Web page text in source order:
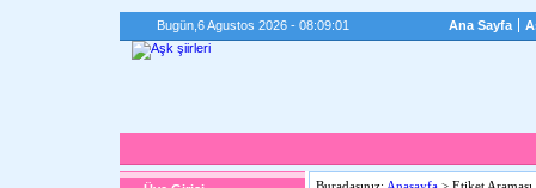
Bugün, 6 Agustos 2026 - 08:09:01 Ana Sayfa